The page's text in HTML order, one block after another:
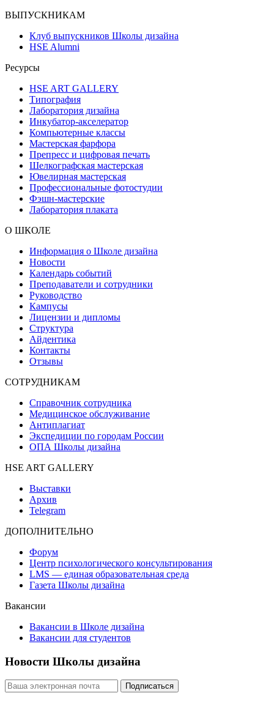
ВЫПУСКНИКАМ
Клуб выпускников Школы дизайна
HSE Alumni
Ресурсы
HSE ART GALLERY
Типография
Лаборатория дизайна
Инкубатор-акселератор
Компьютерные классы
Мастерская фарфора
Препресс и цифровая печать
Шелкографская мастерская
Ювелирная мастерская
Профессиональные фотостудии
Фэшн-мастерские
Лаборатория плаката
О ШКОЛЕ
Информация о Школе дизайна
Новости
Календарь событий
Преподаватели и сотрудники
Руководство
Кампусы
Лицензии и дипломы
Структура
Айдентика
Контакты
Отзывы
СОТРУДНИКАМ
Справочник сотрудника
Медицинское обслуживание
Антиплагиат
Экспедиции по городам России
ОПА Школы дизайна
HSE ART GALLERY
Выставки
Архив
Telegram
ДОПОЛНИТЕЛЬНО
Форум
Центр психологического консультирования
LMS — единая образовательная среда
Газета Школы дизайна
Вакансии
Вакансии в Школе дизайна
Вакансии для студентов
Новости Школы дизайна